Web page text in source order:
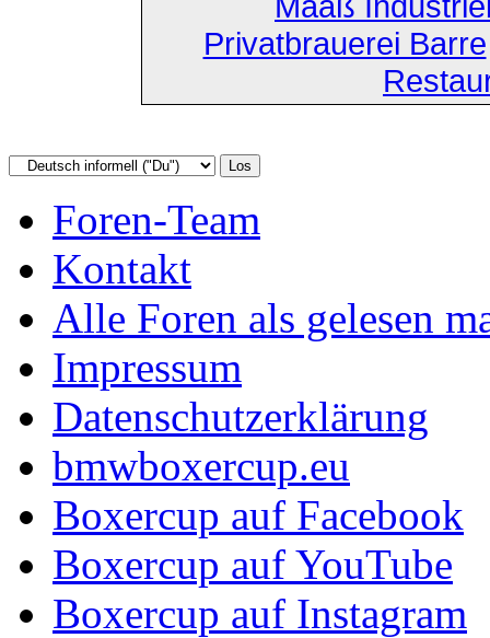
Privatbrauerei Barre
Foren-Team
Kontakt
Alle Foren als gelesen
Impressum
Datenschutzerklärung
bmwboxercup.eu
Boxercup auf Facebook
Boxercup auf YouTube
Boxercup auf Instagram